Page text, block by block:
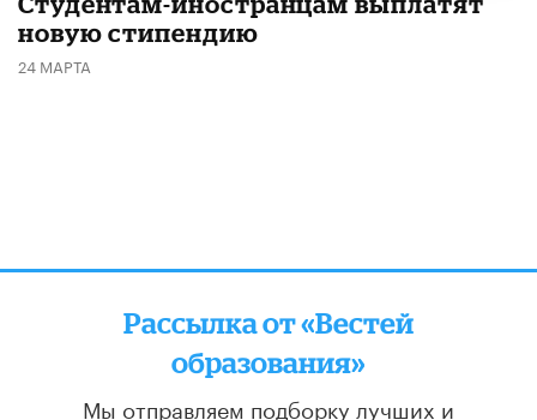
новую стипендию
24 МАРТА
Рассылка от «Вестей
образования»
Мы отправляем подборку лучших и